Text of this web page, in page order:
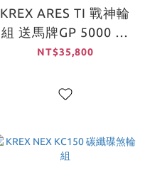
KREX ARES TI 戰神輪
組 送馬牌GP 5000 外
胎
NT$35,800